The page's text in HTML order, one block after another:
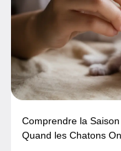
Comprendre la
Quand les Chatons